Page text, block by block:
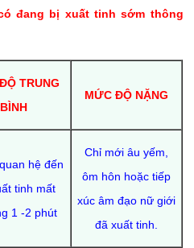
đang bị xuất tinh sớm thông
TRUNG
BÌNH
MỨC ĐỘ NẶNG
hệ đến
tinh mất
1 -2 phút
Chỉ mới âu yếm,
ôm hôn hoặc tiếp
xúc âm đạo nữ giới
đã xuất tinh.